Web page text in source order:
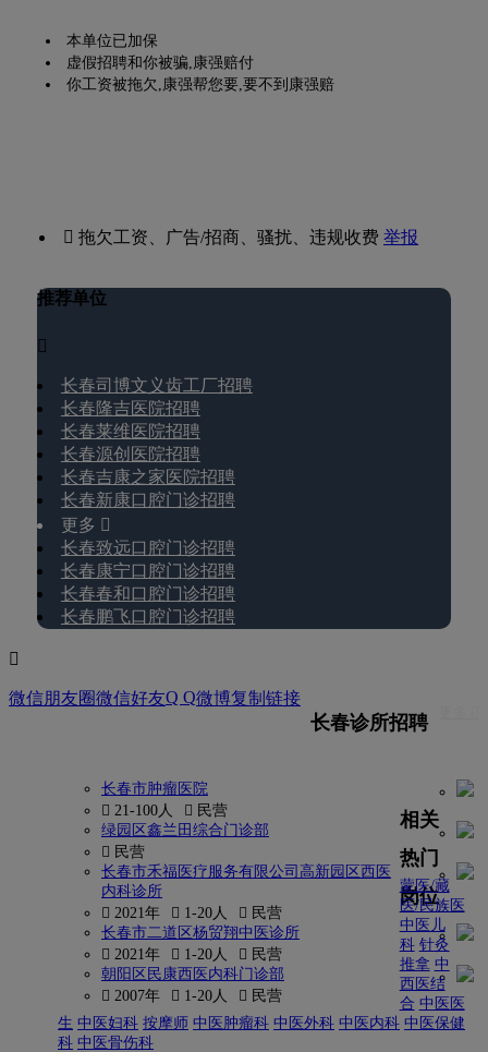
本单位已加保
虚假招聘和你被骗,康强赔付
你工资被拖欠,康强帮您要,要不到康强赔
 拖欠工资、广告/招商、骚扰、违规收费举报
推荐单位

长春司博文义齿工厂招聘
长春隆吉医院招聘
长春莱维医院招聘
长春源创医院招聘
长春吉康之家医院招聘
长春新康口腔门诊招聘
更多 
长春致远口腔门诊招聘
长春康宁口腔门诊招聘
长春春和口腔门诊招聘
长春鹏飞口腔门诊招聘

微信朋友圈微信好友Q Q微博复制链接
长春诊所招聘
长春市肿瘤医院
 21-100人
 民营
绿园区鑫兰田综合门诊部
 民营
长春市禾福医疗服务有限公司高新园区西医
内科诊所
 2021年
 1-20人
 民营
长春市二道区杨贸翔中医诊所
 2021年
 1-20人
 民营
朝阳区民康西医内科门诊部
 2007年
 1-20人  民营
相关
热门
岗位
蒙医/藏
医/民族医
中医儿
科 针灸
推拿 中
西医结
合 中医医
生 中医妇科 按摩师 中医肿瘤科 中医外科 中医内科 中医保健
科 中医骨伤科